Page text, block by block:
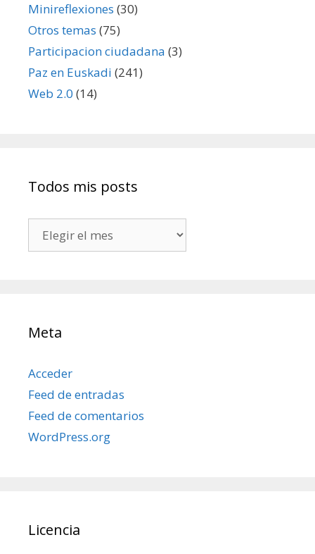
Minireflexiones (30)
Otros temas (75)
Participacion ciudadana (3)
Paz en Euskadi (241)
Web 2.0 (14)
Todos mis posts
mis
Meta
Acceder
Feed de entradas
Feed de comentarios
WordPress.org
Licencia